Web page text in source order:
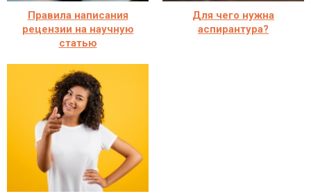
Правила написания
рецензии на научную
статью
Для чего нужна
аспирантура?